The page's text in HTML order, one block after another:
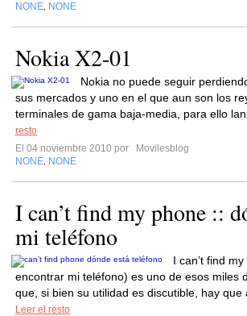
NONE NONE
Nokia X2-01
Nokia no puede seguir
sus mercados y uno en el que aun son los
terminales de gama baja-media, para ello
resto
El 04 noviembre 2010 por
Movilesblog
NONE NONE
I can’t find my phone ::
mi teléfono
I can’t find
encontrar mi teléfono) es uno de esos miles
que, si bien su utilidad es discutible, hay que
Leer el resto